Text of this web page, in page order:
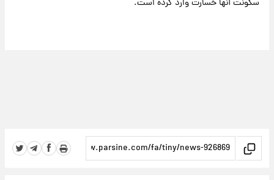
سکونت آنها خسارت وارد کرده است.